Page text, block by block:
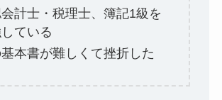
計士・税理士、簿記1級を
ている
本書が難しくて挫折した